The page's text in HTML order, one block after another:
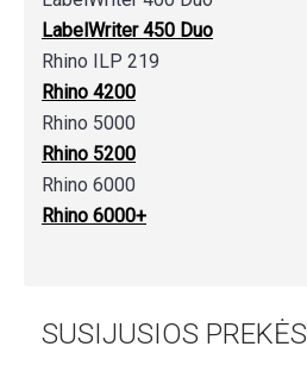
LabelWriter 450 Duo
Rhino ILP 219
Rhino 4200
Rhino 5000
Rhino 5200
Rhino 6000
Rhino 6000+
SUSIJUSIOS PREKĖS